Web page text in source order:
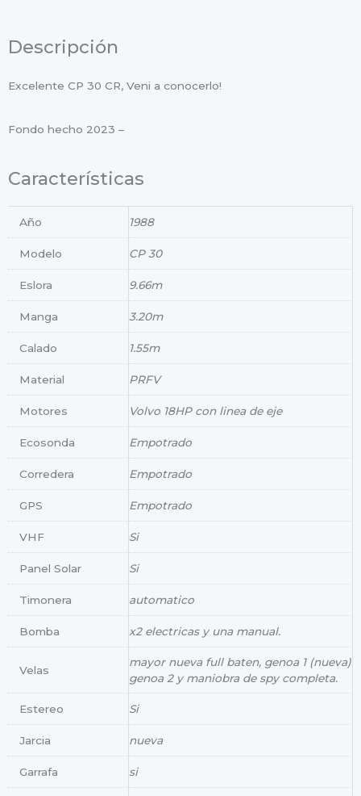
Descripción
Excelente CP 30 CR, Veni a conocerlo!
Fondo hecho 2023 –
Características
Año 1988
Modelo CP 30
Eslora 9.66m
Manga 3.20m
Calado 1.55m
Material PRFV
Motores Volvo 18HP con linea de eje
Ecosonda Empotrado
Corredera Empotrado
GPS Empotrado
VHF Si
Panel Solar Si
Timonera automatico
Bomba x2 electricas y una manual.
Velas
mayor nueva full baten, genoa 1 (nueva)
genoa 2 y maniobra de spy completa.
Estereo Si
Jarcia nueva
Garrafa si